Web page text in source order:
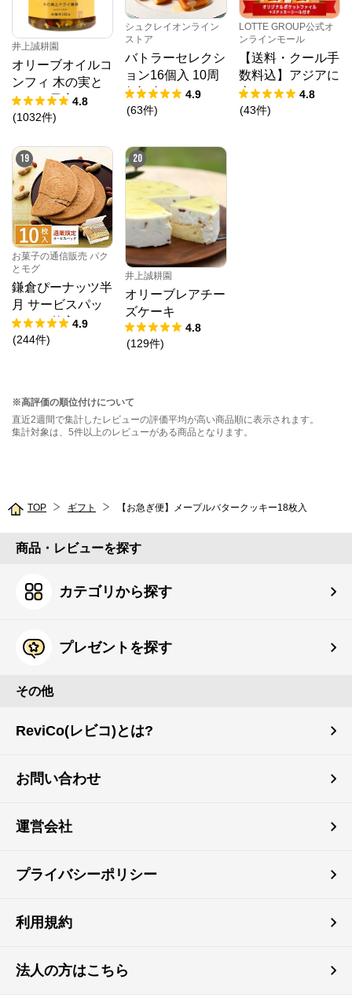
井上誠耕園
オリーブオイルコ
ンフィ 木の実と
ドライ果実 192g
春限定
4.8
(1032件)
シュクレイオンライン
ストア
バトラーセレクシ
ョン16個入 10周
年記念パッケージ
4.9
(63件)
LOTTE GROUP公式オ
ンラインモール
【送料・クール手
数料込】アジアに
恋してアイスセッ
ト（クリアファイ
4.8
(43件)
19
お菓子の通信販売 パク
とモグ
鎌倉ぴーナッツ半
月 サービスパッ
ク 10枚入4.9
(244件)
20
井上誠耕園
オリーブレアチー
ズケーキ
4.8
(129件)
※高評価の順位付けについて
直近2週間で集計したレビューの評価平均が高い商品順に表示されます。
集計対象は、5件以上のレビューがある商品となります。
TOP ギフト 【お急ぎ便】メープルバタークッキー18枚入
商品・レビューを探す
カテゴリから探す
プレゼントを探す
その他
ReviCo(レビコ)とは?
お問い合わせ
運営会社
プライバシーポリシー
利用規約
法人の方はこちら